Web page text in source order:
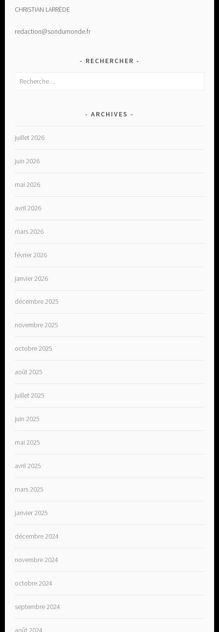
CHRISTIAN LARRÈDE
redaction@sondumonde.fr
RECHERCHER
Rechercher :
ARCHIVES
juillet 2026
juin 2026
mai 2026
avril 2026
mars 2026
février 2026
janvier 2026
décembre 2025
novembre 2025
octobre 2025
août 2025
juillet 2025
juin 2025
mai 2025
avril 2025
mars 2025
janvier 2025
décembre 2024
novembre 2024
octobre 2024
septembre 2024
août 2024